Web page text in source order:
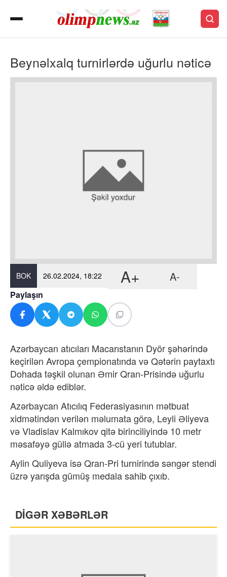
Beynəlxalq turnirlərdə uğurlu nəticə
BOK 26.02.2024, 18:22 A+ A-
Paylaşın
Azərbaycan atıcıları Macarıstanın Dyör şəhərində
keçirilən Avropa çempionatında və Qətərin paytaxtı
Dohada təşkil olunan Əmir Qran-Prisində uğurlu
nəticə əldə ediblər.
Azərbaycan Atıcılıq Federasiyasının mətbuat
xidmətindən verilən məlumata görə, Leyli Əliyeva
və Vladislav Kalmıkov qitə birinciliyində 10 metr
məsafəyə güllə atmada 3-cü yeri tutublar.
Aylin Quliyeva isə Qran-Pri turnirində səngər stendi
üzrə yarışda gümüş medala sahib çıxıb.
DİGƏR XƏBƏRLƏR